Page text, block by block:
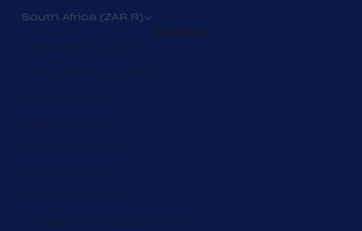
South Africa (ZAR R)
Country
Afghanistan (ZAR R)
Åland Islands (ZAR R)
Albania (ZAR R)
Algeria (ZAR R)
Andorra (ZAR R)
Angola (ZAR R)
Anguilla (ZAR R)
Antigua & Barbuda (ZAR R)